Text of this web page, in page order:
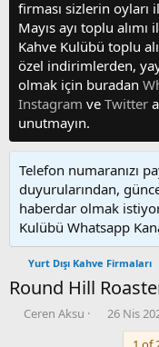
firması sizlerin oyları
Mayıs ayı toplu
Kahve Kulübü toplu
özel indirimlerden,
olmak için buradan
Instagram ve Twitter
unutmayın.
Telefon numaranızı
duyurularından,
haberdar olmak
Kulübü Whatsapp
Yurt Dışı Kahve Firmaları
Round Hill
K
Ceren Aksu
B
26 Nis